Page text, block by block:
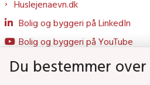
Huslejenaevn.dk
Bolig og byggeri på LinkedIn
Bolig og byggeri på YouTube
Du bestemmer